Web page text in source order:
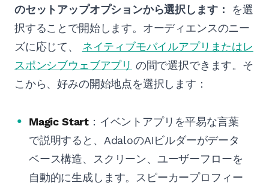
のセットアップオプションから選択します：
を選
択することで開始します。オーディエンスのニー
ズに応じて、 ネイティブモバイルアプリまたはレ
スポンシブウェブアプリ の間で選択できます。そ
こから、好みの開始地点を選択します：
Magic Start ：イベントアプリを平易な言葉
で説明すると、AdaloのAIビルダーがデータ
ベース構造、スクリーン、ユーザーフローを
自動的に生成します。スピーカープロフィー